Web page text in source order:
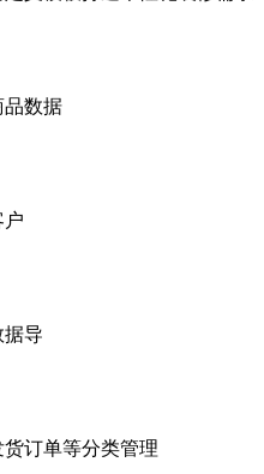
品数据
户
导
订单等分类管理